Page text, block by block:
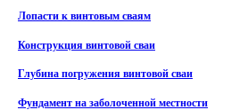
Лопасти к винтовым сваям
Конструкция винтовой сваи
Глубина погружения винтовой сваи
Фундамент на заболоченной местности